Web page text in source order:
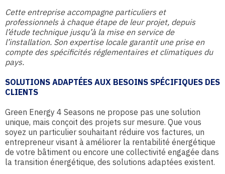
Cette entreprise accompagne particuliers et
professionnels à chaque étape de leur projet, depuis
l’étude technique jusqu’à la mise en service de
l’installation. Son expertise locale garantit une prise en
compte des spécificités réglementaires et climatiques du
pays.
SOLUTIONS ADAPTÉES AUX BESOINS SPÉCIFIQUES DES
CLIENTS
Green Energy 4 Seasons ne propose pas une solution
unique, mais conçoit des projets sur mesure. Que vous
soyez un particulier souhaitant réduire vos factures, un
entrepreneur visant à améliorer la rentabilité énergétique
de votre bâtiment ou encore une collectivité engagée dans
la transition énergétique, des solutions adaptées existent.